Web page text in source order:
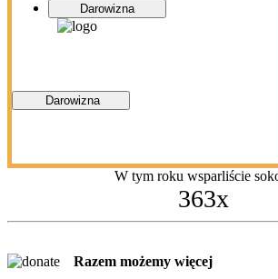
Darowizna
Darowizna
W tym roku wsparliście
363x
Razem możemy więcej